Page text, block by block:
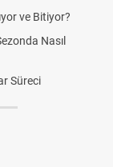
ve Bitiyor?
Nasıl
Süreci